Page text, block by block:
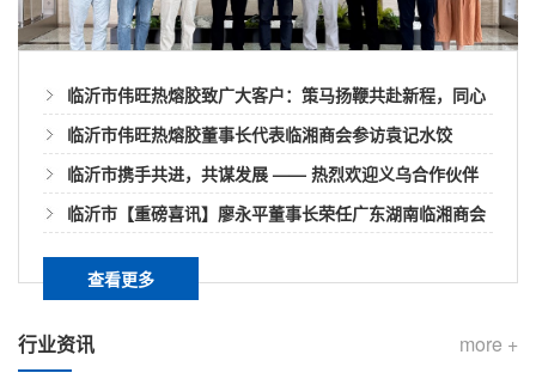
临沂市伟旺热熔胶致广大客户：策马扬鞭共赴新程，同心
共赢启新篇
临沂市伟旺热熔胶董事长代表临湘商会参访袁记水饺
临沂市携手共进，共谋发展 —— 热烈欢迎义乌合作伙伴
莅临我司参观指导​
临沂市【重磅喜讯】廖永平董事长荣任广东湖南临湘商会
查看更多
more +
行业资讯
临沂市如何用热熔胶棒快速封箱？
密封纸箱最快的方式是什么呢？很多人一定想到直接拿
封箱胶密封，简单介绍下如何用胶棒进行快速封箱。热
熔胶可以在一定温度范围以内，经过加热其物理状态随
温度而转变液态，但化学性质不会变化无毒无味是环保
化工产品。胶棒就是利用热熔胶棒机/热熔胶枪的热量将
其熔化。熔化之后就会变成胶液。然后将热熔胶机的胶